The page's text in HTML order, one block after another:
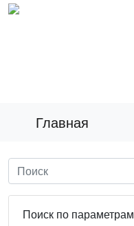
Главная
Поиск по параметрам